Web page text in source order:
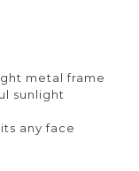
metal frame
sunlight
any face